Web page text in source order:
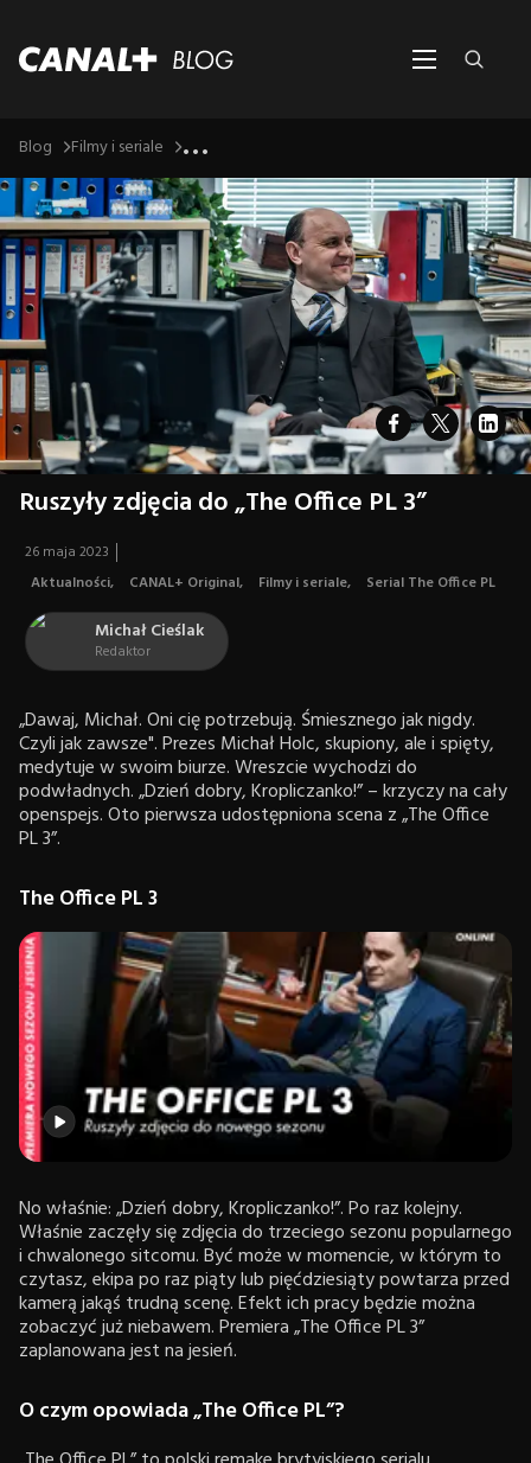
Blog Filmy i seriale ...
Ruszyły zdjęcia do „The Office PL 3”
26 maja 2023
Aktualności, CANAL+ Original, Filmy i seriale, Serial The Office PL
Michał Cieślak
Redaktor
„Dawaj, Michał. Oni cię potrzebują. Śmiesznego jak nigdy.
Czyli jak zawsze". Prezes Michał Holc, skupiony, ale i spięty,
medytuje w swoim biurze. Wreszcie wychodzi do
podwładnych. „Dzień dobry, Kropliczanko!” – krzyczy na cały
openspejs. Oto pierwsza udostępniona scena z „The Office
PL 3”.
The Office PL 3
No właśnie: „Dzień dobry, Kropliczanko!”. Po raz kolejny.
Właśnie zaczęły się zdjęcia do trzeciego sezonu popularnego
i chwalonego sitcomu. Być może w momencie, w którym to
czytasz, ekipa po raz piąty lub pięćdziesiąty powtarza przed
kamerą jakąś trudną scenę. Efekt ich pracy będzie można
zobaczyć już niebawem. Premiera „The Office PL 3”
zaplanowana jest na jesień.
O czym opowiada „The Office PL”?